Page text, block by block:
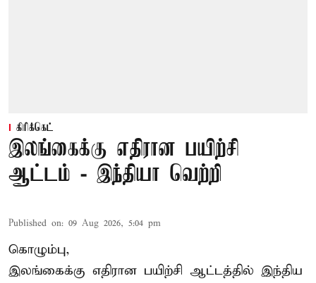
கிரிக்கெட்
இலங்கைக்கு எதிரான பயிற்சி
ஆட்டம் - இந்தியா வெற்றி
Published on: 09 Aug 2026, 5:04 pm
கொழும்பு,
இலங்கைக்கு எதிரான பயிற்சி ஆட்டத்தில் இந்திய